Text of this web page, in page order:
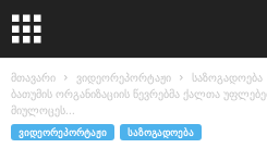
მთავარი ვიდეორეპორტაჟი საზოგადოება
ბათუმის ორგანიზაციის წევრებმა ქალთა
მიულოცეს...
ᲕᲘᲓᲔᲝᲠᲔᲞᲝᲠᲢᲐᲟᲘ ᲡᲐᲖᲝᲒᲐᲓᲝᲔᲑᲐ